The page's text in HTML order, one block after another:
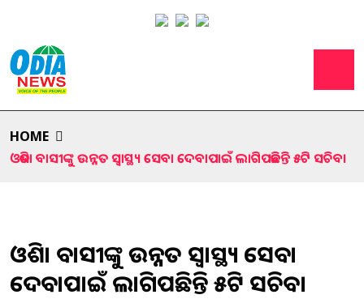
HOME
ଓଡିଶା ବାସୀଙ୍କୁ ଉନ୍ନତ ସ୍ବାସ୍ଥ୍ୟ ସେବା ଦେବାପାଇଁ ଲାଗିପଡିଛନ୍ତି ୫ଟି ସଚିବ।
ଓଡିଶା ବାସୀଙ୍କୁ ଉନ୍ନତ ସ୍ବାସ୍ଥ୍ୟ ସେବା
ଦେବାପାଇଁ ଲାଗିପଡିଛନ୍ତି ୫ଟି ସଚିବ।